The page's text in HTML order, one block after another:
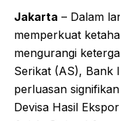
Jakarta – Dalam
memperkuat
mengurangi
Serikat (AS), Bank
perluasan
Devisa Hasil